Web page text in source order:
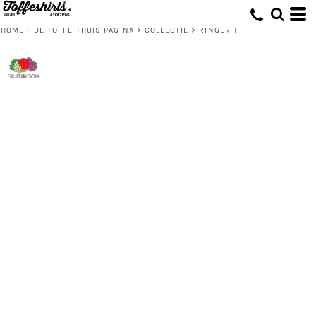
HOME - DE TOFFE THUIS PAGINA > COLLECTIE > RINGER T